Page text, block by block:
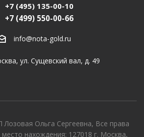
+7 (495) 135-00-10
+7 (499) 550-00-66
info@nota-gold.ru
ул. Сущевский вал, д. 49
Ольга Сергеевна, Все права
нахождения: 127018 г. Москва,